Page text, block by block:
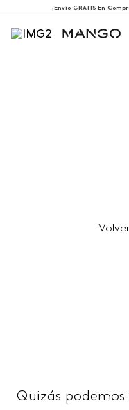
¡Envío GRATIS En
Quizás